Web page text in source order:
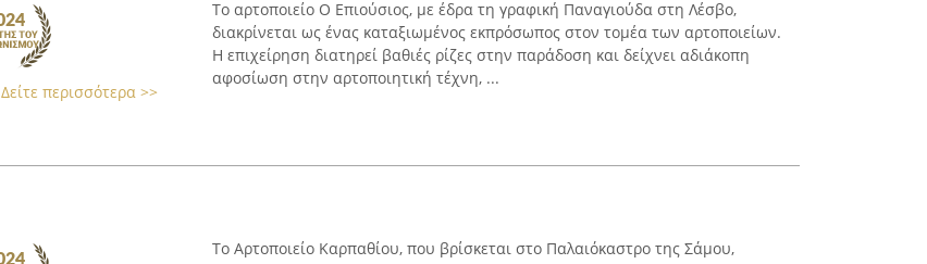
Δείτε περισσότερα >>
Το αρτοποιείο Ο Επιούσιος, με έδρα τη γραφική Παναγιούδα στη Λέσβο,
διακρίνεται ως ένας καταξιωμένος εκπρόσωπος στον τομέα των αρτοποιείων.
Η επιχείρηση διατηρεί βαθιές ρίζες στην παράδοση και δείχνει αδιάκοπη
αφοσίωση στην αρτοποιητική τέχνη, ...
Το Αρτοποιείο Καρπαθίου, που βρίσκεται στο Παλαιόκαστρο της Σάμου,